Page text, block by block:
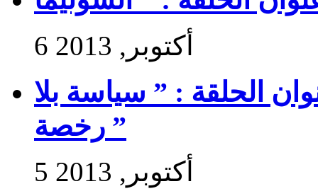
6 أكتوبر, 2013
سير حتى تجي 2 : عنوان الحلقة : ” سياسة بلا
رخصة ”
5 أكتوبر, 2013